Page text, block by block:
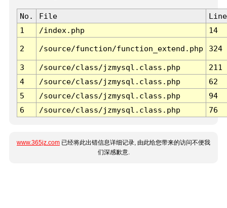
No. File
Line
1
/index.php 14
2 /source/function/function_extend.php 324
3 /source/class/jzmysql.class.php
211
4
/source/class/jzmysql.class.php
62
5
/source/class/jzmysql.class.php
94
6
/source/class/jzmysql.class.php 76
www.365jz.com 已经将此出错信息详细记录, 由此给您带来的访问不便我
们深感歉意.